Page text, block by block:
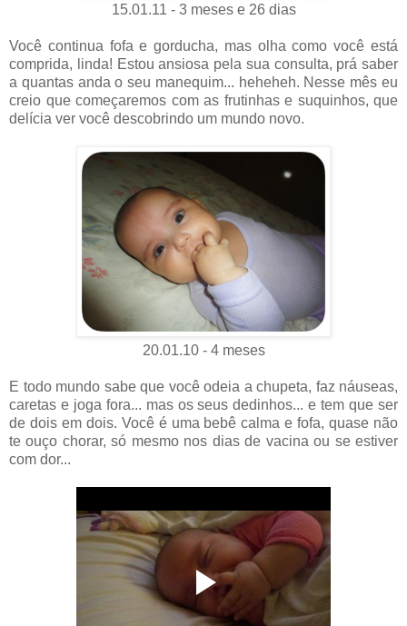
15.01.11 - 3 meses e 26 dias
Você continua fofa e gorducha, mas olha como você está
comprida, linda! Estou ansiosa pela sua consulta, prá saber
a quantas anda o seu manequim... heheheh. Nesse mês eu
creio que começaremos com as frutinhas e suquinhos, que
delícia ver você descobrindo um mundo novo.
20.01.10 - 4 meses
E todo mundo sabe que você odeia a chupeta, faz náuseas,
caretas e joga fora... mas os seus dedinhos... e tem que ser
de dois em dois. Você é uma bebê calma e fofa, quase não
te ouço chorar, só mesmo nos dias de vacina ou se estiver
com dor...